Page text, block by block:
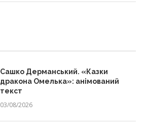
Сашко Дерманський. «Казки
дракона Омелька»: анімований
текст
03/08/2026